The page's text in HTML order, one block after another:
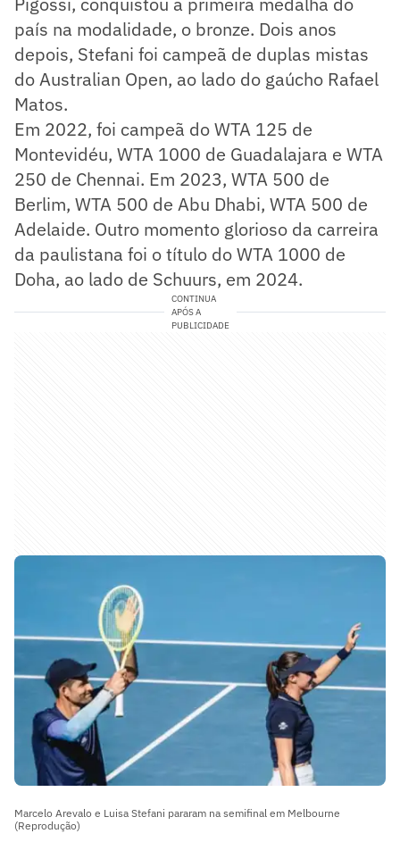
país na modalidade, o bronze. Dois anos
depois, Stefani foi campeã de duplas mistas
do Australian Open, ao lado do gaúcho Rafael
Matos.
Em 2022, foi campeã do WTA 125 de
Montevidéu, WTA 1000 de Guadalajara e WTA
250 de Chennai. Em 2023, WTA 500 de
Berlim, WTA 500 de Abu Dhabi, WTA 500 de
Adelaide. Outro momento glorioso da carreira
da paulistana foi o título do WTA 1000 de
Doha, ao lado de Schuurs, em 2024.
CONTINUA
APÓS A
PUBLICIDADE
Marcelo Arevalo e Luisa Stefani pararam na semifinal em Melbourne
(Reprodução)